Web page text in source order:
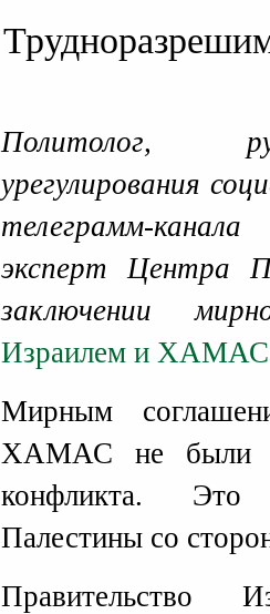
Политолог,
урегулирования
телеграмм-
эксперт
заключении
Израилем и ХАМАС
Мирным
ХАМАС не были
конфликта. Это
Палестины со
Правительство